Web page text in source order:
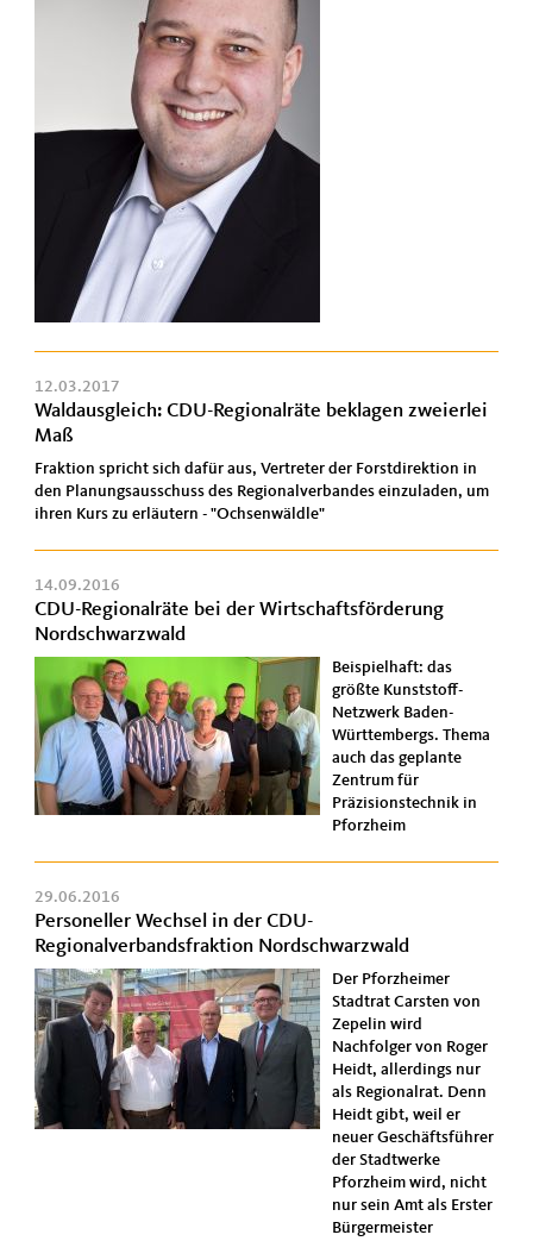
12.03.2017
Waldausgleich: CDU-Regionalräte beklagen zweierlei
Maß
Fraktion spricht sich dafür aus, Vertreter der Forstdirektion in
den Planungsausschuss des Regionalverbandes einzuladen, um
ihren Kurs zu erläutern - "Ochsenwäldle"
14.09.2016
CDU-Regionalräte bei der Wirtschaftsförderung
Nordschwarzwald
Beispielhaft: das
größte Kunststoff-
Netzwerk Baden-
Württembergs. Thema
auch das geplante
Zentrum für
Präzisionstechnik in
Pforzheim
29.06.2016
Personeller Wechsel in der CDU-
Regionalverbandsfraktion Nordschwarzwald
Der Pforzheimer
Stadtrat Carsten von
Zepelin wird
Nachfolger von Roger
Heidt, allerdings nur
als Regionalrat. Denn
Heidt gibt, weil er
neuer Geschäftsführer
der Stadtwerke
Pforzheim wird, nicht
nur sein Amt als Erster
Bürgermeister